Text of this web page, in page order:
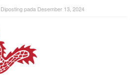
Diposting pada Desember 13, 2024